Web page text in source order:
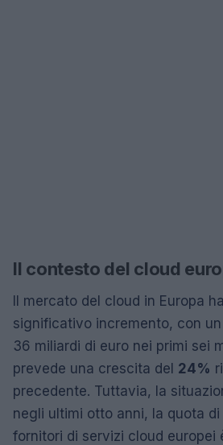
Il contesto del cloud
Il mercato del cloud in Europa
significativo incremento, con
36 miliardi di euro nei primi sei
prevede una crescita del 24%
precedente. Tuttavia, la
negli ultimi otto anni, la quota
fornitori di servizi cloud europei